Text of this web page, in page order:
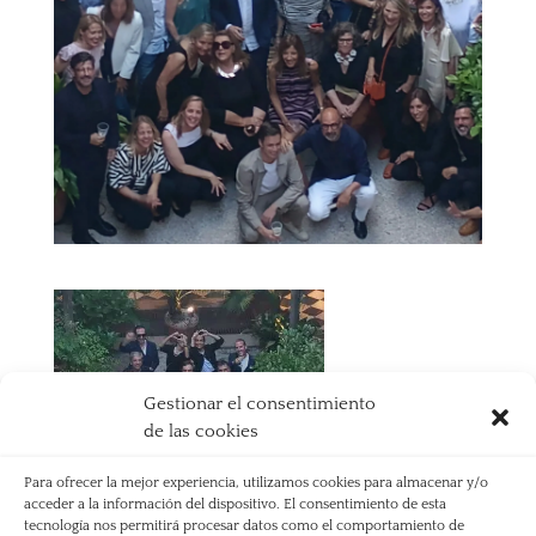
Gestionar el consentimiento
de las cookies
Para ofrecer la mejor experiencia, utilizamos cookies para almacenar y/o
acceder a la información del dispositivo. El consentimiento de esta
tecnología nos permitirá procesar datos como el comportamiento de